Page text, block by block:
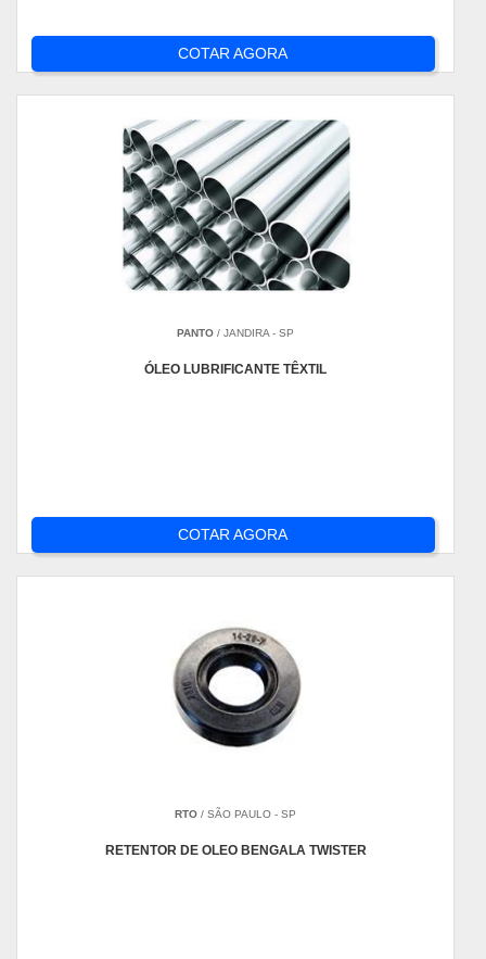
COTAR AGORA
PANTO / JANDIRA - SP
ÓLEO LUBRIFICANTE TÊXTIL
COTAR AGORA
RTO / SÃO PAULO - SP
RETENTOR DE OLEO BENGALA TWISTER